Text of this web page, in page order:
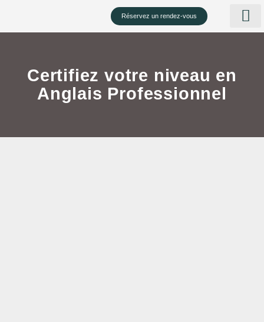
Réservez un rendez-vous
Certifiez votre niveau en
Anglais Professionnel